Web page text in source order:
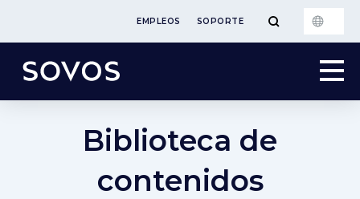
EMPLEOS SOPORTE
Biblioteca de
contenidos